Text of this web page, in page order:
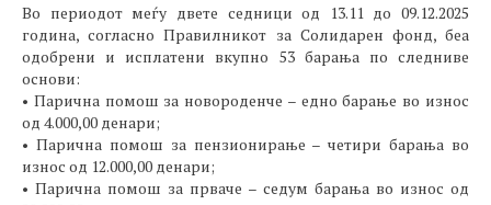
Во периодот меѓу двете седници од 13.11 до 09.12.2025
година, согласно Правилникот за Солидарен фонд, беа
одобрени и исплатени вкупно 53 барања по следниве
основи:
• Парична помош за новороденче – едно барање во износ
од 4.000,00 денари;
• Парична помош за пензионирање – четири барања во
износ од 12.000,00 денари;
• Парична помош за прваче – седум барања во износ од